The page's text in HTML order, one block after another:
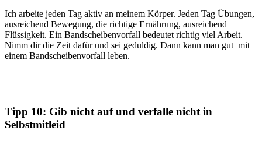
Ich arbeite jeden Tag aktiv an meinem Körper. Jeden Tag Übungen,
ausreichend Bewegung, die richtige Ernährung, ausreichend
Flüssigkeit. Ein Bandscheibenvorfall bedeutet richtig viel Arbeit.
Nimm dir die Zeit dafür und sei geduldig. Dann kann man gut mit
einem Bandscheibenvorfall leben.
Tipp 10: Gib nicht auf und verfalle nicht in
Selbstmitleid